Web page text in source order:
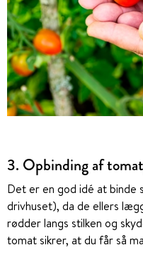
3. Opbinding af
Det er en god idé at
drivhuset), da de ellers
rødder langs stilken og
tomat sikrer, at du får så